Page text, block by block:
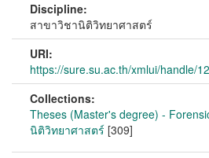
Discipline:
สาขาวิชานิติวิทยาศาสตร์
URI:
https://sure.su.ac.th/xmlui/handle/
Collections:
Theses (Master's degree) -
นิติวิทยาศาสตร์ [309]